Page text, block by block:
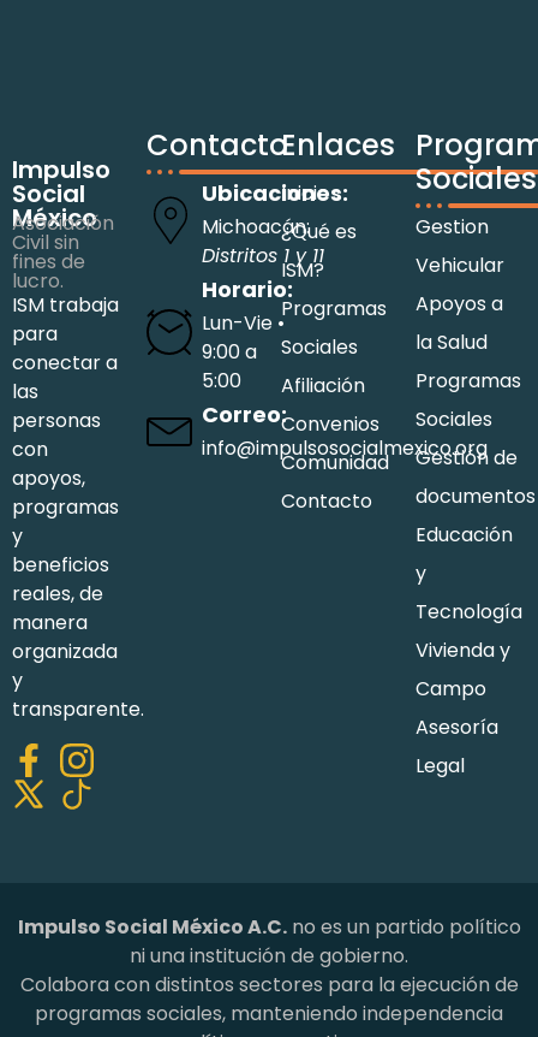
Impulso
Social
México
Asociación
Civil sin
fines de
lucro.
ISM trabaja
para
conectar a
las
personas
con
apoyos,
programas
y
beneficios
reales, de
manera
organizada
y
transparente.
Contacto
Ubicaciones:
Michoacán:
Distritos 1 y 11
Horario:
Lun-Vie •
9:00 a
5:00
Correo:
info@impulsosocialmexico.org
Enlaces
Inicio
¿Qué es
ISM?
Programas
Sociales
Afiliación
Convenios
Comunidad
Contacto
Sociales
Gestion
Vehicular
Apoyos a
la Salud
Programas
Sociales
Gestión de
documentos
Educación
y
Tecnología
Vivienda y
Campo
Asesoría
Legal
Impulso Social México A.C.no es un partido político
ni una institución de gobierno.
Colabora con distintos sectores para la ejecución de
programas sociales, manteniendo independencia